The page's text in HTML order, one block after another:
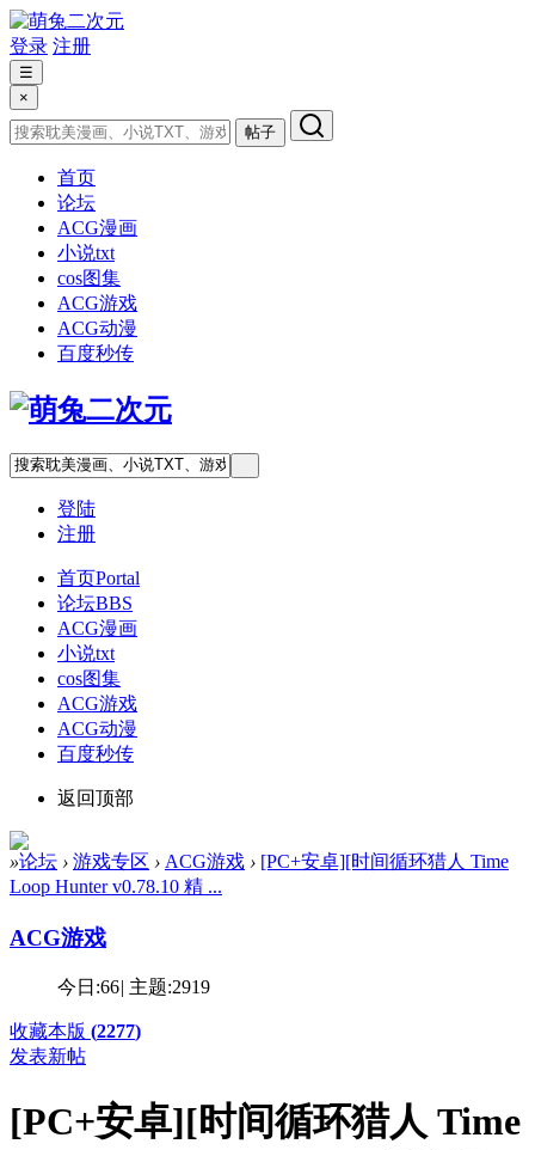
登录 注册
☰
×
帖子
首页
论坛
ACG漫画
小说txt
cos图集
ACG游戏
ACG动漫
百度秒传
登陆
注册
首页Portal
论坛BBS
ACG漫画
小说txt
cos图集
ACG游戏
ACG动漫
百度秒传
返回顶部
»论坛 › 游戏专区 › ACG游戏 › [PC+安卓][时间循环猎人 Time
Loop Hunter v0.78.10 精 ...
ACG游戏
今日:66| 主题:2919
收藏本版 (2277)
发表新帖
[PC+安卓][时间循环猎人 Time